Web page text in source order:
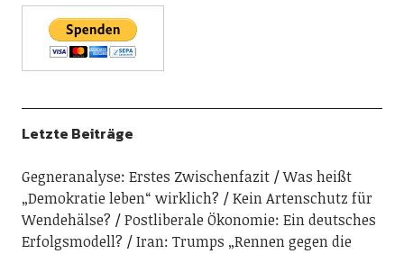
Letzte Beiträge
Gegneranalyse: Erstes Zwischenfazit
Was heißt
„Demokratie leben“ wirklich?
Kein Artenschutz für
Wendehälse?
Postliberale Ökonomie: Ein deutsches
Erfolgsmodell?
Iran: Trumps „Rennen gegen die